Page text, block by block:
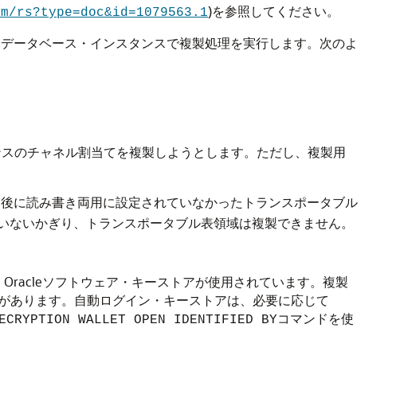
)を参照してください。
ータベース・インスタンスで複製処理を実行します。次のよ
のチャネル割当てを複製しようとします。ただし、複製用
に読み書き両用に設定されていなかったトランスポータブル
いかぎり、
トランスポータブル表領域は複製できません。
ソフトウェア・キーストアが使用されています。複製
ります。自動ログイン・キーストアは、必要に応じて
WALLET OPEN IDENTIFIED BYコマンドを使